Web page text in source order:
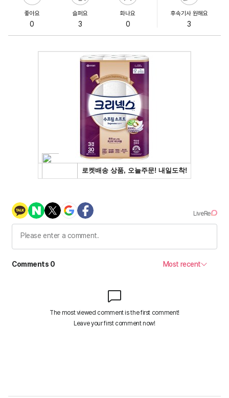
좋아요
0
슬퍼요
3
화나요
0
후속기사 원해요
3